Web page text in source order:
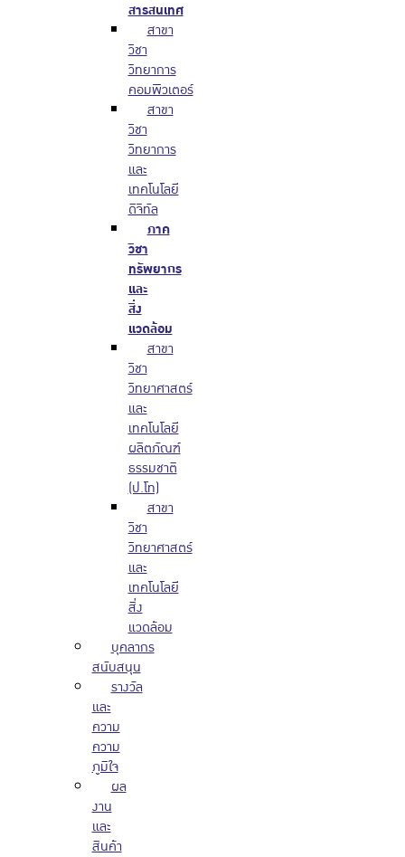
สารสนเทศ
สาขา
วิชา
วิทยาการ
คอมพิวเตอร์
สาขา
วิชา
วิทยาการ
และ
เทคโนโลยี
ดิจิทัล
ภาค
วิชา
ทรัพยากร
และ
สิ่ง
แวดล้อม
สาขา
วิชา
วิทยาศาสตร์
และ
เทคโนโลยี
ผลิตภัณฑ์
ธรรมชาติ
(ป.โท)
สาขา
วิชา
วิทยาศาสตร์
และ
เทคโนโลยี
สิ่ง
แวดล้อม
บุคลากร
สนับสนุน
รางวัล
และ
ความ
ความ
ภูมิใจ
ผล
งาน
และ
สินค้า